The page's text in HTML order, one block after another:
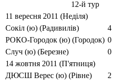
12-й тур
11 вересня 2011 (Неділя)
Сокіл (ю) (Радивилів)
4
РОКО-Городок (ю) (Городок) 0
Случ (ю) (Березне)
0
14 жовтня 2011 (П'ятниця)
ДЮСШ Верес (ю) (Рівне)
2